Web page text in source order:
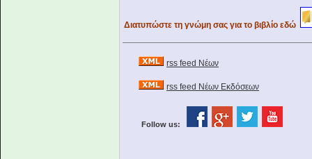
Διατυπώστε τη γνώμη σας για το βιβλίο εδώ
rss feed Νέων
rss feed Νέων Εκδόσεων
Follow us: